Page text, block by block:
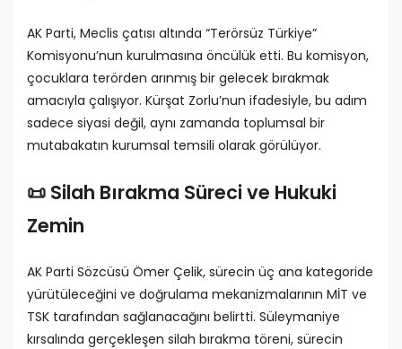
AK Parti, Meclis çatısı altında “Terörsüz Türkiye”
Komisyonu’nun kurulmasına öncülük etti. Bu komisyon,
çocuklara terörden arınmış bir gelecek bırakmak
amacıyla çalışıyor. Kürşat Zorlu’nun ifadesiyle, bu adım
sadece siyasi değil, aynı zamanda toplumsal bir
mutabakatın kurumsal temsili olarak görülüyor.
📜 Silah Bırakma Süreci ve Hukuki
Zemin
AK Parti Sözcüsü Ömer Çelik, sürecin üç ana kategoride
yürütüleceğini ve doğrulama mekanizmalarının MİT ve
TSK tarafından sağlanacağını belirtti. Süleymaniye
kırsalında gerçekleşen silah bırakma töreni, sürecin